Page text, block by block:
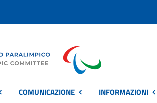
COMUNICAZIONE INFORMAZIONI